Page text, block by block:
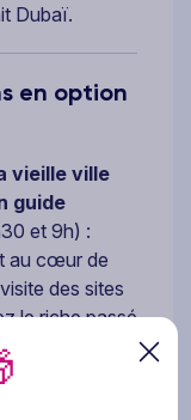
Dubaï.
en option
vieille ville
guide
et 9h) :
au cœur de
des sites
le riche passé
modernes de
quartier
anciens de